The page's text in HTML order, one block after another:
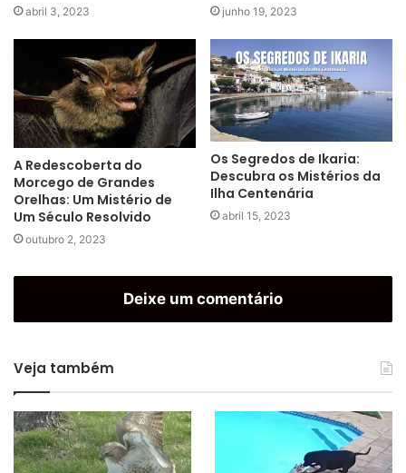
abril 3, 2023 junho 19, 2023
A Redescoberta do
Morcego de Grandes
Orelhas: Um Mistério de
Um Século Resolvido
outubro 2, 2023
Os Segredos de Ikaria:
Descubra os Mistérios da
Ilha Centenária
abril 15, 2023
Deixe um comentário
Veja também